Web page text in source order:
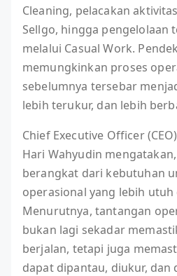
Cleaning, pelacakan
Sellgo, hingga pengelolaan
melalui Casual Work.
memungkinkan proses
sebelumnya tersebar
lebih terukur, dan lebih
Chief Executive Officer
Hari Wahyudin
berangkat dari kebutuhan
operasional yang lebih
Menurutnya, tantangan
bukan lagi sekadar
berjalan, tetapi juga
dapat dipantau, diukur, dan